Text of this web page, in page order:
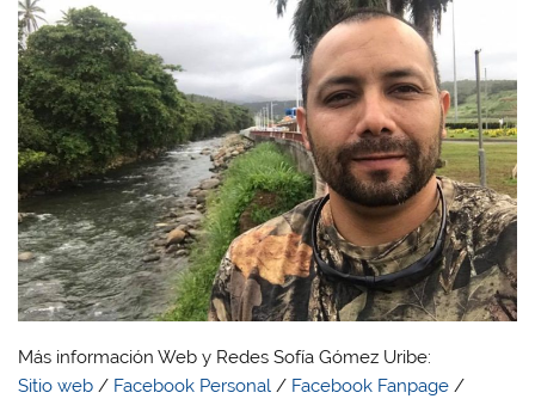
Más información Web y Redes Sofía Gómez Uribe:
Sitio web / Facebook Personal / Facebook Fanpage /